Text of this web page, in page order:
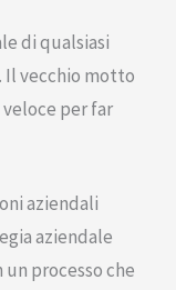
di qualsiasi
Il vecchio motto
per far
aziendali
aziendale
processo che